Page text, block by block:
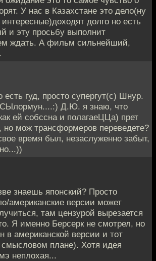
У нас в Казахстане это дело(ну
долго но есть
и эту просьбу выполнит
ждать. А фильм сильнейший,
гуд, просто супергут(с) Шнур.
СЫлормун....:) Д.Ю. я знаю, что
ей собссна и полагаеЦЦа) прет
но мож трансформеров переведете?
время был, незаслуженно забыт,
знаешь японский? Просто
американские версии может
там цензурой вырезается
Я именно Берсерк не смотрел, но
в американской версии и тот
плане). Хотя идея
неплохая...